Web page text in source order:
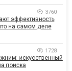
3760
эффективность
на самом деле
1728
искусственный
поиска